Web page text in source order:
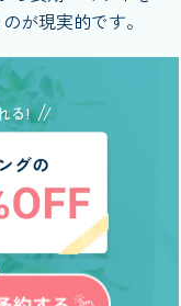
が現実的です。
る!